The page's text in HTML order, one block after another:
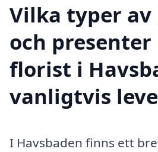
Vilka typer
och presenter
florist i
vanligtvis
I Havsbaden finns ett